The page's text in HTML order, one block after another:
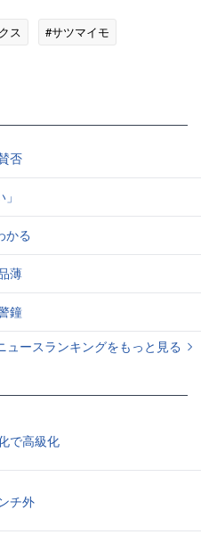
ス
#サツマイモ
否
かる
薄
鐘
ュースランキングをもっと見る
で高級化
チ外